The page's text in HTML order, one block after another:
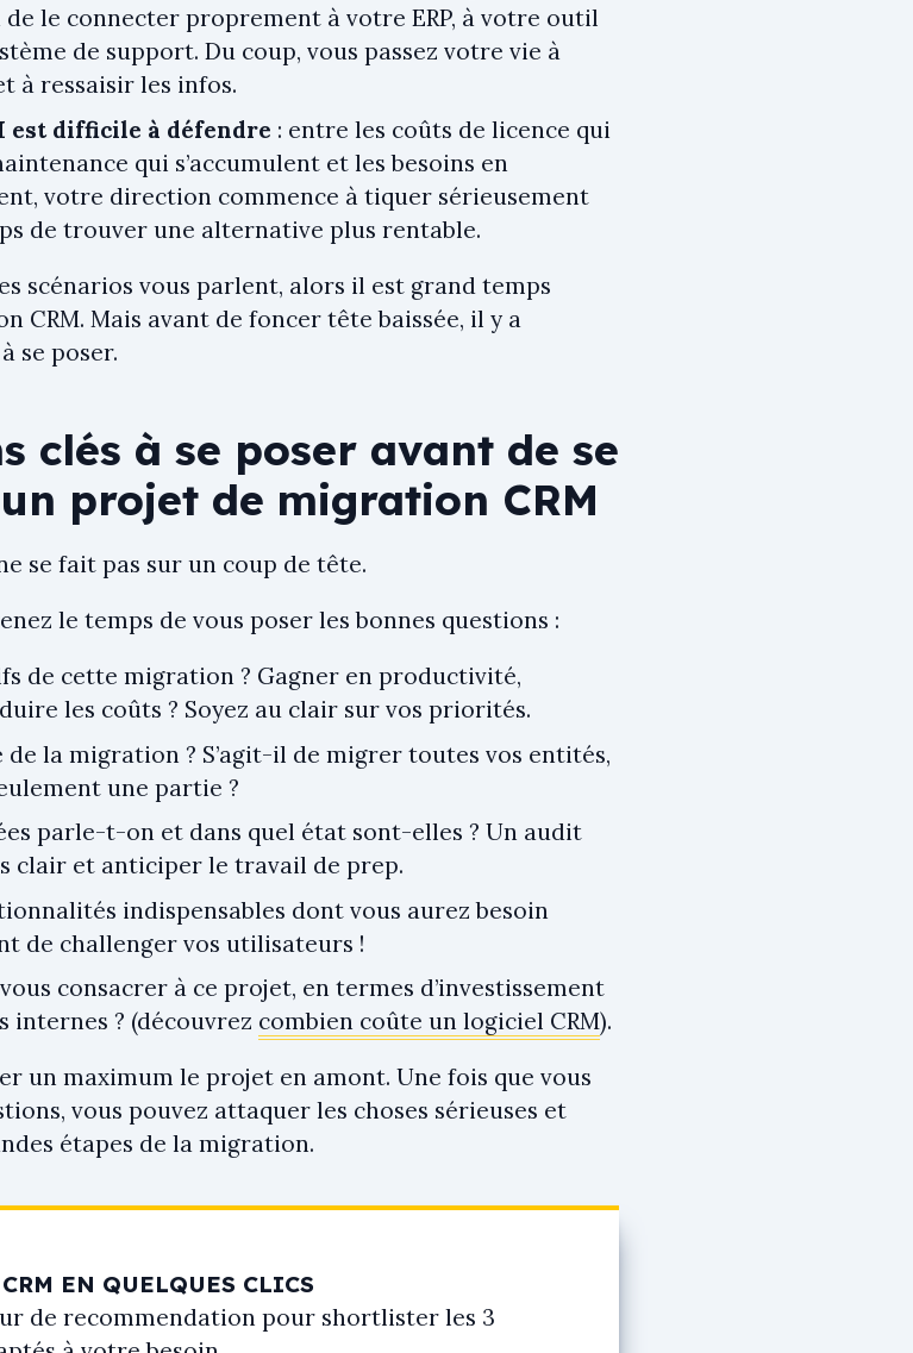
de le connecter proprement à votre ERP, à votre outil
de support. Du coup, vous passez votre vie à
à ressaisir les infos.
est difficile à défendre : entre les coûts de licence qui
qui s’accumulent et les besoins en
votre direction commence à tiquer sérieusement
de trouver une alternative plus rentable.
scénarios vous parlent, alors il est grand temps
CRM. Mais avant de foncer tête baissée, il y a
se poser.
clés à se poser avant de se
projet de migration CRM
se fait pas sur un coup de tête.
le temps de vous poser les bonnes questions :
de cette migration ? Gagner en productivité,
les coûts ? Soyez au clair sur vos priorités.
la migration ? S’agit-il de migrer toutes vos entités,
une partie ?
parle-t-on et dans quel état sont-elles ? Un audit
clair et anticiper le travail de prep.
indispensables dont vous aurez besoin
de challenger vos utilisateurs !
consacrer à ce projet, en termes d’investissement
internes ? (découvrez combien coûte un logiciel CRM).
un maximum le projet en amont. Une fois que vous
vous pouvez attaquer les choses sérieuses et
étapes de la migration.
EN QUELQUES CLICS
de recommendation pour shortlister les 3